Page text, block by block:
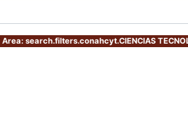
Area: search.filters.conahcyt.CIENCIAS